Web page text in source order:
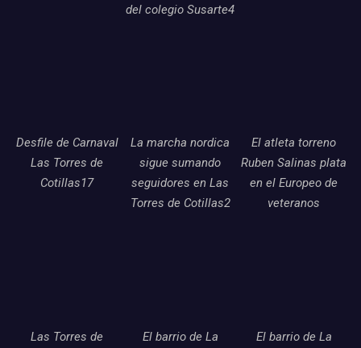
del colegio Susarte4
Desfile de Carnaval
Las Torres de
Cotillas17
La marcha nordica
sigue sumando
seguidores en Las
Torres de Cotillas2
El atleta torreno
Ruben Salinas plata
en el Europeo de
veteranos
Las Torres de
El barrio de La
El barrio de La